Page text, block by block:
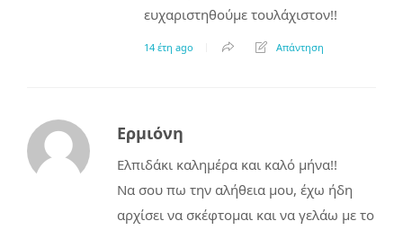
ευχαριστηθούμε τουλάχιστον!!
14 έτη ago Απάντηση
Ερμιόνη
Ελπιδάκι καλημέρα και καλό μήνα!!
Να σου πω την αλήθεια μου, έχω ήδη
αρχίσει να σκέφτομαι και να γελάω με το